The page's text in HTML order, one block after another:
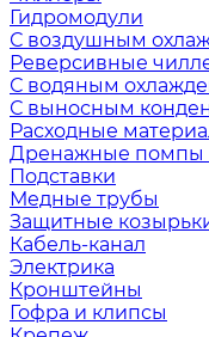
Гидромодули
С воздушным
Реверсивные
С водяным
С выносным
Расходные
Дренажные помпы
Подставки
Медные трубы
Защитные
Кабель-канал
Электрика
Кронштейны
Гофра и клипсы